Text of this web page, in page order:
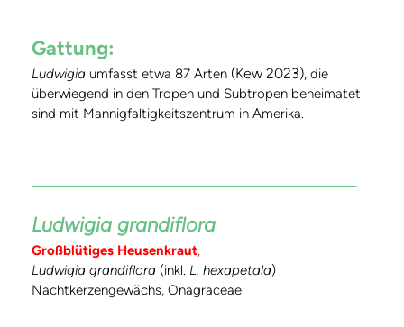
Gattung:
Ludwigia umfasst etwa 87 Arten (Kew 2023), die
überwiegend in den Tropen und Subtropen beheimatet
sind mit Mannigfaltigkeitszentrum in Amerika.
Ludwigia grandiflora
Großblütiges Heusenkraut,
Ludwigia grandiflora (inkl. L. hexapetala)
Nachtkerzengewächs, Onagraceae